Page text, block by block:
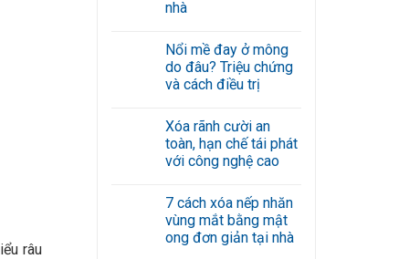
râu
nhà
bình
luận
ở
Gợi
bài
tập
giảm
nếp
nhăn
hiệu
quả
tại
nhà
Nổi mề đay ở mông
do đâu? Triệu chứng
và cách điều trị
bình
luận
ở
Nổi
ở
mông
do
đâu?
Triệu
Xóa rãnh cười an
toàn, hạn chế tái phát
với công nghệ cao
bình
luận
ở
Xóa
7 cách xóa nếp nhăn
vùng mắt bằng mật
ong đơn giản tại nhà